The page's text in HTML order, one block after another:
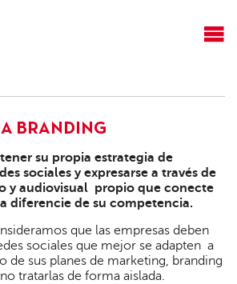
BRANDING
su propia estrategia de
sociales y expresarse a través de
y audiovisual propio que conecte
diferencie de su competencia.
que las empresas deben
sociales que mejor se adapten a
de sus planes de marketing, branding
tratarlas de forma aislada.